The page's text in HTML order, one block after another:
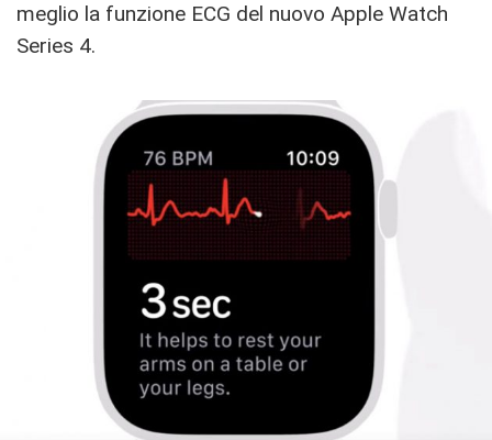
meglio la funzione ECG del nuovo Apple Watch
Series 4.